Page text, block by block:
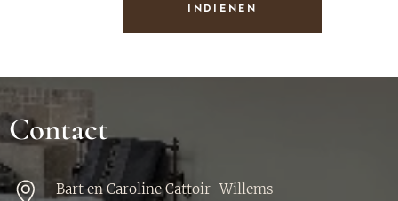
INDIENEN
Contact
Bart en Caroline Cattoir-Willems